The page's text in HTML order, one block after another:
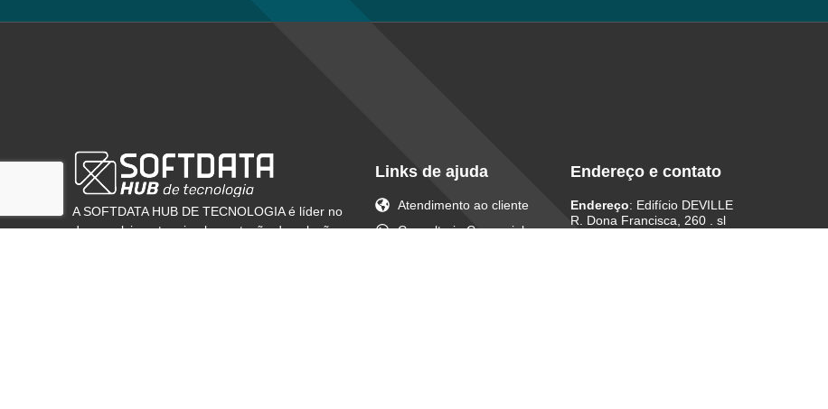
A SOFTDATA HUB DE TECNOLOGIA é líder no
desenvolvimento e implementação de soluções
Links de ajuda
Atendimento ao cliente
Consultoria Comercial
Endereço e contato
Endereço: Edifício DEVILLE
R. Dona Francisca, 260 . sl